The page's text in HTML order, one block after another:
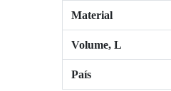
Material
Volume, L
País